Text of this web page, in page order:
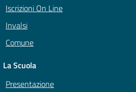
Iscrizioni On Line
Invalsi
Comune
La Scuola
Presentazione